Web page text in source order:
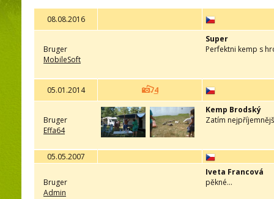
08.08.2016
Bruger
MobileSoft
Super
Perfektni kemp s
05.01.2014 4
Bruger
Effa64
Kemp Brodský
Zatím
05.05.2007
Bruger
Admin
Iveta Francová
pěkné...